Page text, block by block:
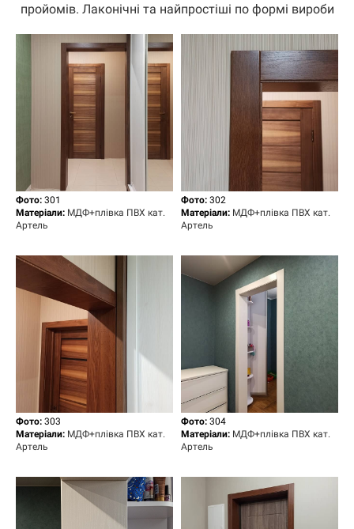
пройомів. Лаконічні та найпростіші по формі вироби
Фото: 301
Матеріали: МДФ+плівка ПВХ кат.
Артель
Фото: 302
Матеріали: МДФ+плівка ПВХ кат.
Артель
Фото: 303
Матеріали: МДФ+плівка ПВХ кат.
Артель
Фото: 304
Матеріали: МДФ+плівка ПВХ кат.
Артель